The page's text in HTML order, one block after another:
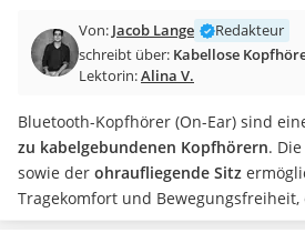
Laser-Multifunktionsdrucker
Powerline-Adapter
Powerstation mit Solarpanel
Soundbar
17-Zoll-Laptop
Satellitenschüssel
Gaming-Headset
Schnurloses Telefon
Von: Jacob Lange
Redakteur
schreibt über: Kabellose
Lektorin:Alina V.
Bluetooth-Kopfhörer (On-Ear) sind
zu kabelgebundenen Kopfhörern.
sowie der ohraufliegende Sitz
Tragekomfort und Bewegungsfreiheit,
befürchten müssen, dass Ihnen ein